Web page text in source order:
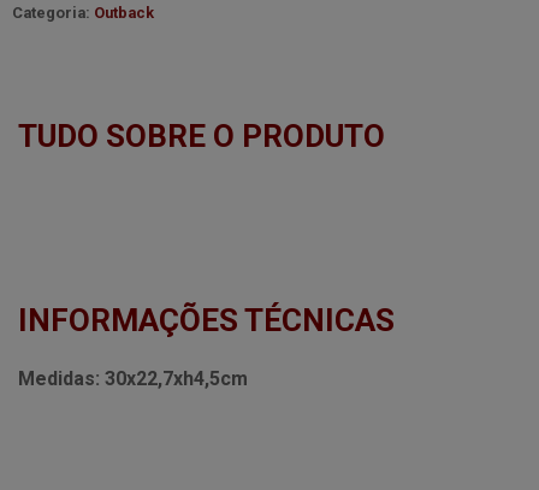
Categoria: Outback
TUDO SOBRE O PRODUTO
INFORMAÇÕES TÉCNICAS
Medidas: 30x22,7xh4,5cm